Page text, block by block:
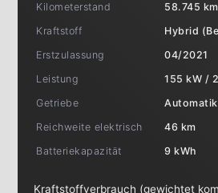
Kilometerstand
58.745 km
Kraftstoff
Hybrid
Erstzulassung
04/2021
Leistung
155 kW /
Getriebe
Automatik
Reichweite elektrisch
46 km
Batteriekapazität
9 kWh
Kraftstoffverbrauch (gewichtet